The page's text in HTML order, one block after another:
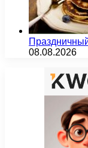
08.08.2026